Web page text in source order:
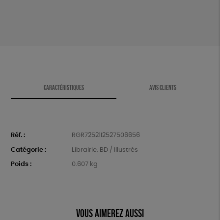
CARACTÉRISTIQUES AVIS CLIENTS
Réf. : RGR72521I2527506656
Catégorie : Librairie, BD / Illustrés
Poids : 0.607 kg
Vous aimerez aussi